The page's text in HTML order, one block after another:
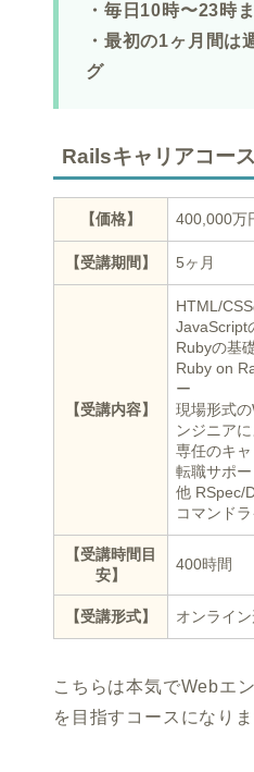
・毎日10時〜23時
・最初の1ヶ月間は
グ
Railsキャリアコース
【価格】 400,000万
【受講期間】 5ヶ月
【受講内容】
HTML/
JavaScript
Rubyの基
Ruby on
ー
現場形式
ンジニア
専任のキ
転職サポー
他 RSpec/
コマンド
【受講時間目
安】
400時間
【受講形式】 オンライ
こちらは本気でWebエ
を目指すコースになりま